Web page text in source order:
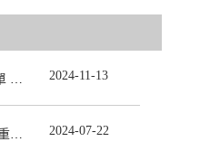
特區政府公佈2024年度授勳名單 張宗真獲授予專業功績勳章 2024-11-13
永同昌食光里好吃街盛大开业 重庆观音桥再添商业新地标 2024-07-22